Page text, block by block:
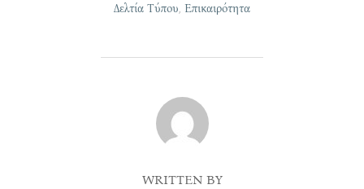
Δελτία Τύπου, Επικαιρότητα
POST AUTHOR
WRITTEN BY